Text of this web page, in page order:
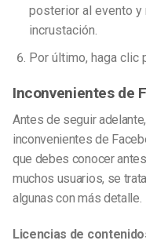
posterior al evento y
incrustación.
Por último, haga clic
Inconvenientes de
Antes de seguir
inconvenientes de
que debes conocer
muchos usuarios, se
algunas con más detalle.
Licencias de